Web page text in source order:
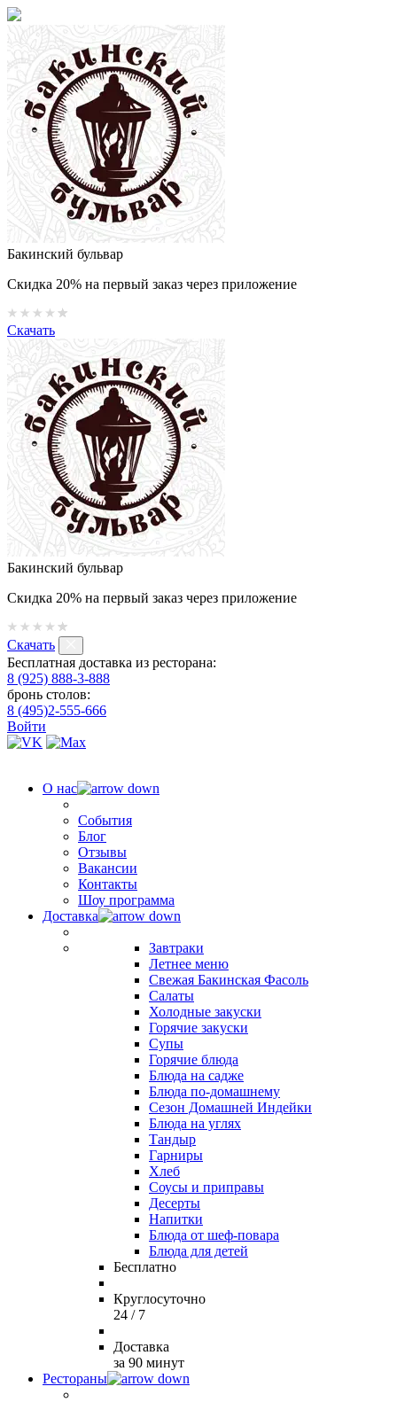
Бакинский бульвар
Скидка 20% на первый заказ через приложение
Скачать
Бакинский бульвар
Скидка 20% на первый заказ через приложение
Скачать
Бесплатная доставка из ресторана:
8 (925) 888-3-888
бронь столов:
8 (495)2-555-666
Войти
О нас
События
Блог
Отзывы
Вакансии
Контакты
Шоу программа
Доставка
Завтраки
Летнее меню
Свежая Бакинская Фасоль
Салаты
Холодные закуски
Горячие закуски
Супы
Горячие блюда
Блюда на садже
Блюда по-домашнему
Сезон Домашней Индейки
Блюда на углях
Тандыр
Гарниры
Хлеб
Соусы и приправы
Десерты
Напитки
Блюда от шеф-повара
Блюда для детей
Бесплатно
Круглосуточно
24 / 7
Доставка
за 90 минут
Рестораны